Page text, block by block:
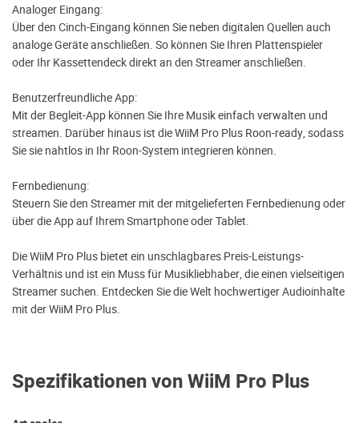
Spezifikationen von WiiM Pro Plus
Analoger Eingang:
Über den Cinch-Eingang können Sie neben digitalen Quellen auch
analoge Geräte anschließen. So können Sie Ihren Plattenspieler
oder Ihr Kassettendeck direkt an den Streamer anschließen.
Benutzerfreundliche App:
Mit der Begleit-App können Sie Ihre Musik einfach verwalten und
streamen. Darüber hinaus ist die WiiM Pro Plus Roon-ready, sodass
Sie sie nahtlos in Ihr Roon-System integrieren können.
Fernbedienung:
Steuern Sie den Streamer mit der mitgelieferten Fernbedienung oder
über die App auf Ihrem Smartphone oder Tablet.
Die WiiM Pro Plus bietet ein unschlagbares Preis-Leistungs-
Verhältnis und ist ein Muss für Musikliebhaber, die einen vielseitigen
Streamer suchen. Entdecken Sie die Welt hochwertiger Audioinhalte
mit der WiiM Pro Plus.